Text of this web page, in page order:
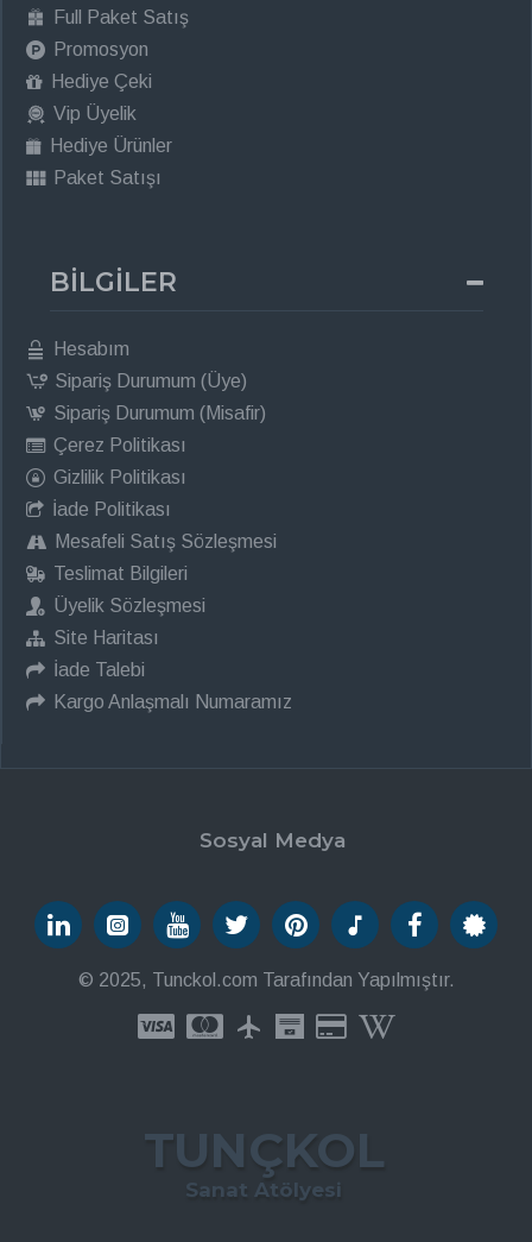
Full Paket Satış
Promosyon
Hediye Çeki
Vip Üyelik
Hediye Ürünler
Paket Satışı
BİLGİLER
Hesabım
Sipariş Durumum (Üye)
Sipariş Durumum (Misafir)
Çerez Politikası
Gizlilik Politikası
İade Politikası
Mesafeli Satış Sözleşmesi
Teslimat Bilgileri
Üyelik Sözleşmesi
Site Haritası
İade Talebi
Kargo Anlaşmalı Numaramız
Sosyal Medya
© 2025, Tunckol.com Tarafından Yapılmıştır.
TUNÇKOL
Sanat Atölyesi